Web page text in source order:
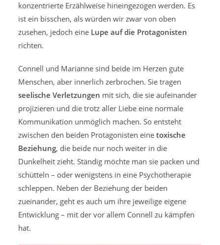
konzentrierte Erzählweise hineingezogen werden. Es
ist ein bisschen, als würden wir zwar von oben
zusehen, jedoch eine Lupe auf die Protagonisten
richten.
Connell und Marianne sind beide im Herzen gute
Menschen, aber innerlich zerbrochen. Sie tragen
seelische Verletzungen mit sich, die sie aufeinander
projizieren und die trotz aller Liebe eine normale
Kommunikation unmöglich machen. So entsteht
zwischen den beiden Protagonisten einetoxische
Beziehung, die beide nur noch weiter in die
Dunkelheit zieht. Ständig möchte man sie packen und
schütteln – oder wenigstens in eine Psychotherapie
schleppen. Neben der Beziehung der beiden
zueinander, geht es auch um ihre jeweilige eigene
Entwicklung – mit der vor allem Connell zu kämpfen
hat.